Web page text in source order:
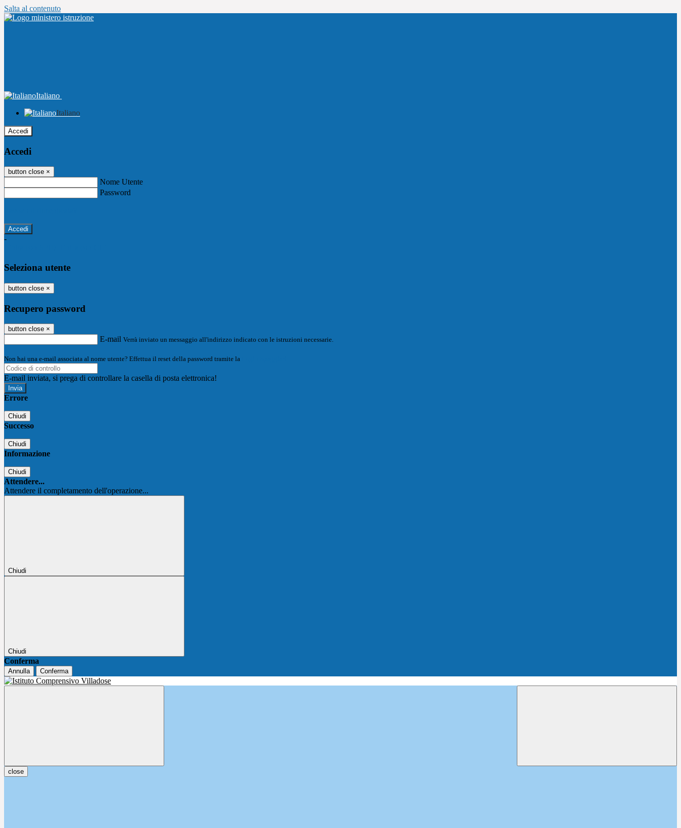
Salta al contenuto
Italiano
Italiano
Accedi
Accedi
button close ×
Nome Utente
Password
-
Seleziona utente
button close ×
Recupero password
button close ×
E-mail Verrà inviato un messaggio all'indirizzo indicato con le istruzioni necessarie.
Non hai una e-mail associata al nome utente? Effettua il reset della password tramite la
E-mail inviata, si prega di controllare la casella di posta elettronica!
Errore
Chiudi
Successo
Chiudi
Informazione
Chiudi
Attendere...
Attendere il completamento dell'operazione...
Chiudi
Chiudi
Conferma
Annulla Conferma
close